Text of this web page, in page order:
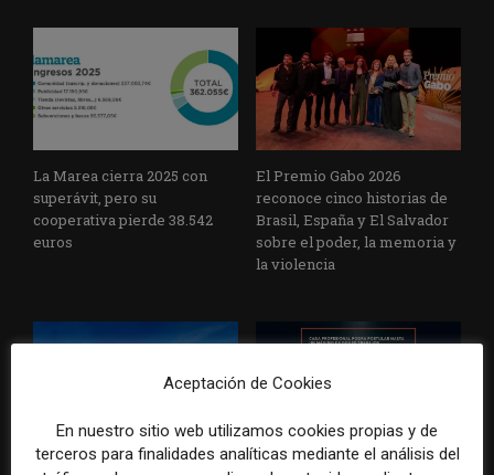
La Marea cierra 2025 con
superávit, pero su
cooperativa pierde 38.542
euros
El Premio Gabo 2026
reconoce cinco historias de
Brasil, España y El Salvador
sobre el poder, la memoria y
la violencia
Radio Televisión Madrid ADEPA crea un premio
Aceptación de Cookies
En nuestro sitio web utilizamos cookies propias y de
terceros para finalidades analíticas mediante el análisis del